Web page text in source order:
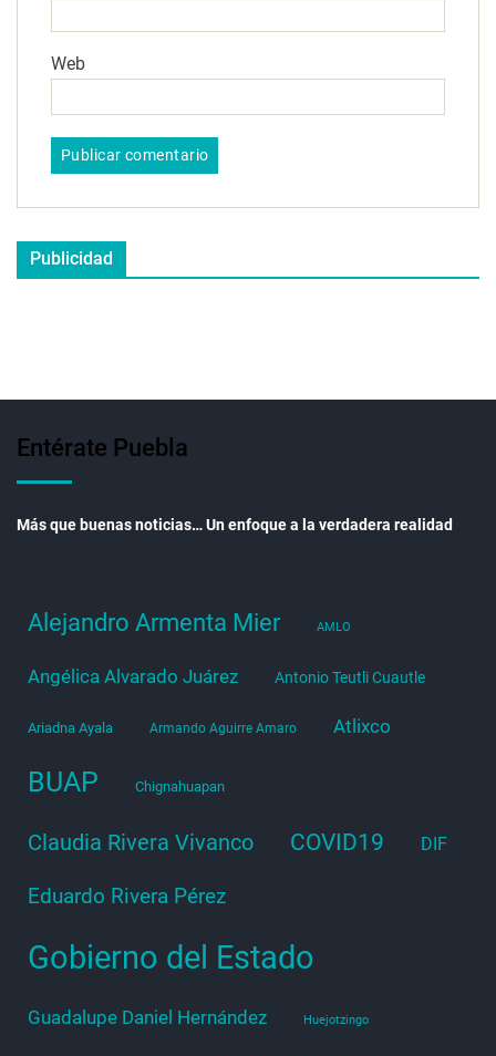
Web
Publicidad
Entérate Puebla
Más que buenas noticias… Un enfoque a la verdadera realidad
Alejandro Armenta Mier AMLO
Angélica Alvarado Juárez Antonio Teutli Cuautle
Ariadna Ayala Armando Aguirre Amaro Atlixco
BUAP Chignahuapan
Claudia Rivera Vivanco COVID19 DIF
Eduardo Rivera Pérez
Gobierno del Estado
Guadalupe Daniel Hernández Huejotzingo